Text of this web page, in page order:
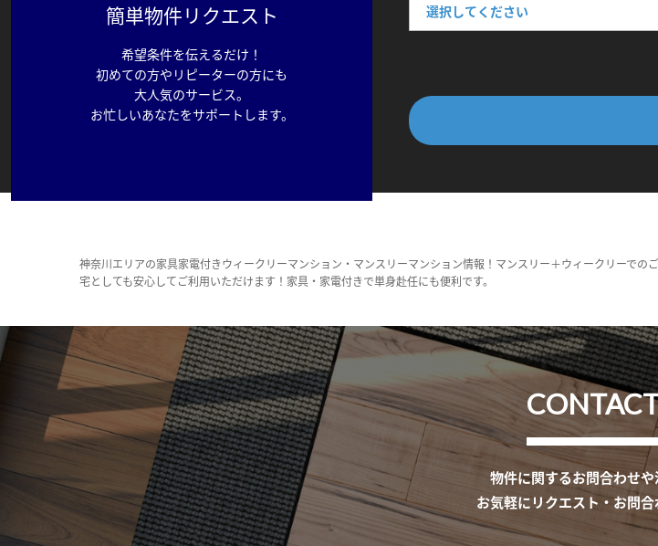
簡単物件リクエスト
希望条件を伝えるだけ！
初めての方やリピーターの方にも
大人気のサービス。
お忙しいあなたをサポートします。
神奈川エリアの家具家電付きウィークリーマンション・マンスリーマンション情報！マンスリー＋ウィークリーで
宅としても安心してご利用いただけます！家具・家電付きで単身赴任にも便利です。
物件に関するお問合わせや
お気軽にリクエスト・お問合